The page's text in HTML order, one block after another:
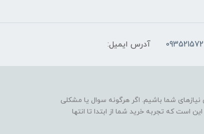
آدرس ایمیل:
شما باشیم. اگر هرگونه سوال یا مشکلی
است که تجربه خرید شما از ابتدا تا انتها